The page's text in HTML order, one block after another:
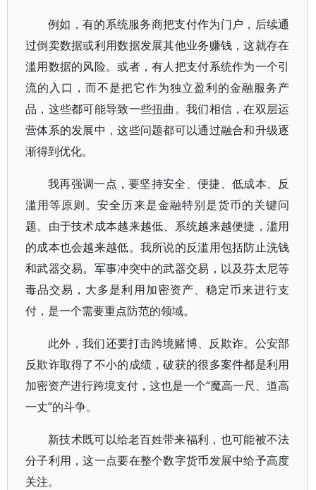
例如，有的系统服务商把支付作为门户，后续通
过倒卖数据或利用数据发展其他业务赚钱，这就存在
滥用数据的风险。或者，有人把支付系统作为一个引
流的入口，而不是把它作为独立盈利的金融服务产
品，这些都可能导致一些扭曲。我们相信，在双层运
营体系的发展中，这些问题都可以通过融合和升级逐
渐得到优化。
我再强调一点，要坚持安全、便捷、低成本、反
滥用等原则。安全历来是金融特别是货币的关键问
题。由于技术成本越来越低、系统越来越便捷，滥用
的成本也会越来越低。我所说的反滥用包括防止洗钱
和武器交易。军事冲突中的武器交易，以及芬太尼等
毒品交易，大多是利用加密资产、稳定币来进行支
付，是一个需要重点防范的领域。
此外，我们还要打击跨境赌博、反欺诈。公安部
反欺诈取得了不小的成绩，破获的很多案件都是利用
加密资产进行跨境支付，这也是一个“魔高一尺、道高
一丈”的斗争。
新技术既可以给老百姓带来福利，也可能被不法
分子利用，这一点要在整个数字货币发展中给予高度
关注。